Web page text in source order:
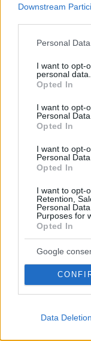
Downstream
Please note that
not limited to your
grant or deny
use your data for
consent section.
Personal
I want to opt-
personal data.
Opted In
I want to opt-
Personal Data.
Opted In
I want to opt-
Personal
Opted In
I want to opt-
Retention,
Personal
Purposes for
Opted In
Google
Data Deletion
Hirdetés